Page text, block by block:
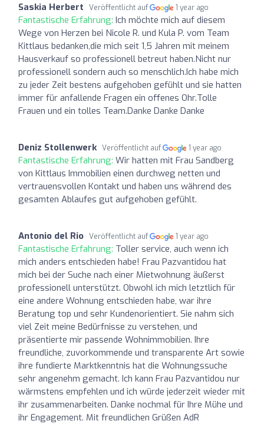
Saskia Herbert Veröffentlicht auf 1 year ago
Fantastische Erfahrung: Ich möchte mich auf diesem
Wege von Herzen bei Nicole R. und Kula P. vom Team
Kittlaus bedanken,die mich seit 1,5 Jahren mit meinem
Hausverkauf so professionell betreut haben.Nicht nur
professionell sondern auch so menschlich.Ich habe mich
zu jeder Zeit bestens aufgehoben gefühlt und sie hatten
immer für anfallende Fragen ein offenes Ohr.Tolle
Frauen und ein tolles Team.Danke Danke Danke
Deniz Stollenwerk Veröffentlicht auf 1 year ago
Fantastische Erfahrung: Wir hatten mit Frau Sandberg
von Kittlaus Immobilien einen durchweg netten und
vertrauensvollen Kontakt und haben uns während des
gesamten Ablaufes gut aufgehoben gefühlt.
Antonio del Rio Veröffentlicht auf 1 year ago
Fantastische Erfahrung: Toller service, auch wenn ich
mich anders entschieden habe! Frau Pazvantidou hat
mich bei der Suche nach einer Mietwohnung äußerst
professionell unterstützt. Obwohl ich mich letztlich für
eine andere Wohnung entschieden habe, war ihre
Beratung top und sehr Kundenorientiert. Sie nahm sich
viel Zeit meine Bedürfnisse zu verstehen, und
präsentierte mir passende Wohnimmobilien. Ihre
freundliche, zuvorkommende und transparente Art sowie
ihre fundierte Marktkenntnis hat die Wohnungssuche
sehr angenehm gemacht. Ich kann Frau Pazvantidou nur
wärmstens empfehlen und ich würde jederzeit wieder mit
ihr zusammenarbeiten. Danke nochmal für Ihre Mühe und
ihr Engagement. Mit freundlichen Grüßen AdR